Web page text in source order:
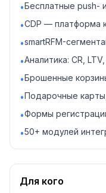
•Бесплатные push-
•CDP — платформа
•smartRFM-
•Аналитика: CR,
•Брошенные
•Подарочные
•Формы
•50+ модулей
Для кого